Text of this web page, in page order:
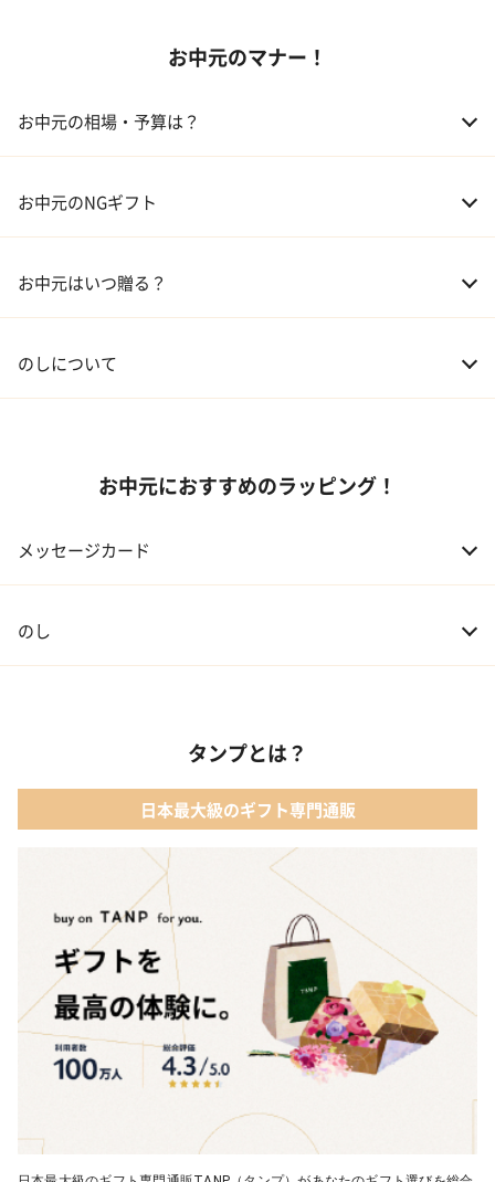
03 ギフトカタログ
お中元のマナー！
お中元の相場・予算は？
02 兄弟、姉妹 3,000～5,000円
04 会社の上司 5,000円程度
お中元のNGギフト
お中元はいつ贈る？
のしについて
お中元におすすめのラッピング！
メッセージカード
のし
タンプとは？
日本最大級のギフト専門通販